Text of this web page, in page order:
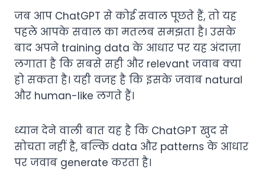
जब आप ChatGPT से कोई सवाल पूछते हैं, तो यह
पहले आपके सवाल का मतलब समझता है। उसके
बाद अपने training data के आधार पर यह अंदाज़ा
लगाता है कि सबसे सही और relevant जवाब क्या
हो सकता है। यही वजह है कि इसके जवाब natural
और human-like लगते हैं।
ध्यान देने वाली बात यह है कि ChatGPT खुद से
सोचता नहीं है, बल्कि data और patterns के आधार
पर जवाब generate करता है।